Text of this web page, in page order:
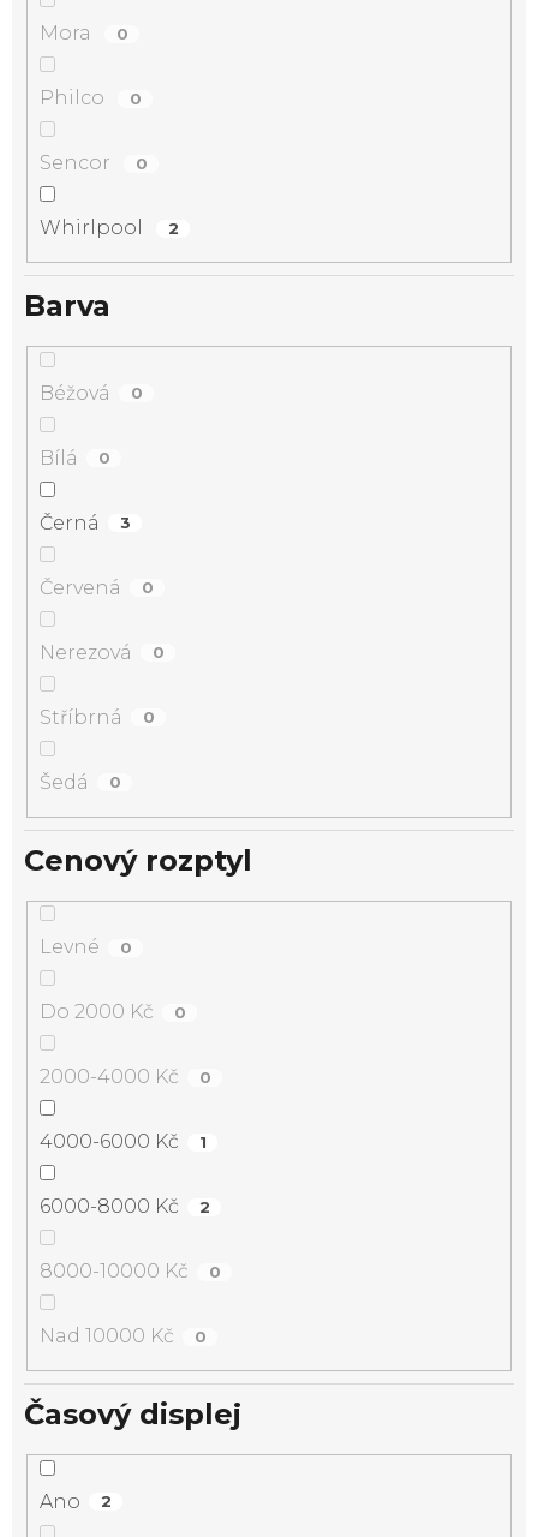
Mora 0
Philco 0
Sencor 0
Whirlpool 2
Barva
Béžová 0
Bílá 0
Černá 3
Červená 0
Nerezová 0
Stříbrná 0
Šedá 0
Cenový rozptyl
Levné 0
Do 2000 Kč 0
2000-4000 Kč 0
4000-6000 Kč 1
6000-8000 Kč 2
8000-10000 Kč 0
Nad 10000 Kč 0
Časový displej
Ano 2